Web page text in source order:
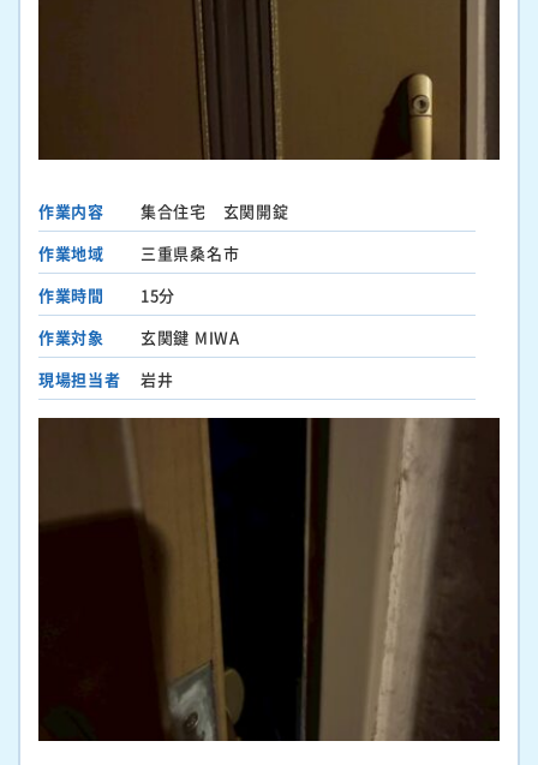
作業内容
集合住宅 玄関開錠
作業地域
三重県桑名市
作業時間
15分
作業対象
玄関鍵 MIWA
現場担当者
岩井